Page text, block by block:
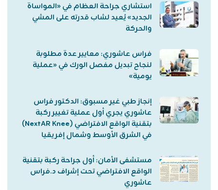
استشاري جراحة العظام في «المواساة
الجديد» يُعيد لشاب قدرته على المشي
والحركة
فراس عاشوري: معايير عدة مطلوبة
لنجاح تبديل مفصل الورك في «عملية
يومية»
إنجاز طبي غير مسبوق: الدكتور فراس
عاشوري يجري أول عملية تغيير ركبة
بتقنية الواقع الافتراضي (NextAR Knee)
في الشرق الأوسط وشمال إفريقيا
مستشفى الأمان: أول جراحة ركبة بتقنية
الواقع الافتراضي تحت إشراف د.فراس
عاشوري